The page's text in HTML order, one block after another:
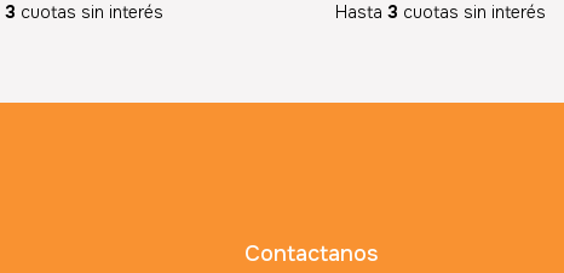
3 cuotas sin interés
Hasta 3 cuotas sin interés
Contactanos